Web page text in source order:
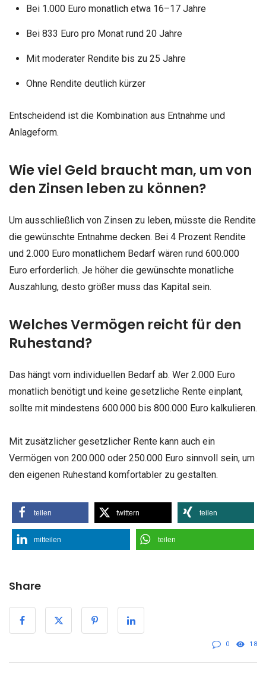
Bei 1.000 Euro monatlich etwa 16–17 Jahre
Bei 833 Euro pro Monat rund 20 Jahre
Mit moderater Rendite bis zu 25 Jahre
Ohne Rendite deutlich kürzer
Entscheidend ist die Kombination aus Entnahme und
Anlageform.
Wie viel Geld braucht man, um von
den Zinsen leben zu können?
Um ausschließlich von Zinsen zu leben, müsste die Rendite
die gewünschte Entnahme decken. Bei 4 Prozent Rendite
und 2.000 Euro monatlichem Bedarf wären rund 600.000
Euro erforderlich. Je höher die gewünschte monatliche
Auszahlung, desto größer muss das Kapital sein.
Welches Vermögen reicht für den
Ruhestand?
Das hängt vom individuellen Bedarf ab. Wer 2.000 Euro
monatlich benötigt und keine gesetzliche Rente einplant,
sollte mit mindestens 600.000 bis 800.000 Euro kalkulieren.
Mit zusätzlicher gesetzlicher Rente kann auch ein
Vermögen von 200.000 oder 250.000 Euro sinnvoll sein, um
den eigenen Ruhestand komfortabler zu gestalten.
teilen twittern teilen
mitteilen teilen
Share
0 18